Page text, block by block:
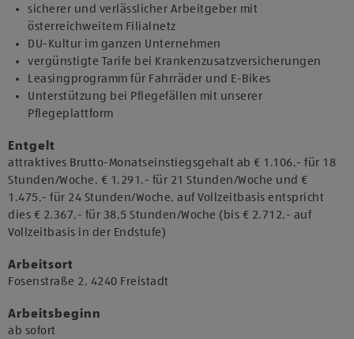
sicherer und verlässlicher Arbeitgeber mit
österreichweitem Filialnetz
DU-Kultur im ganzen Unternehmen
vergünstigte Tarife bei Krankenzusatzversicherungen
Leasingprogramm für Fahrräder und E-Bikes
Unterstützung bei Pflegefällen mit unserer
Pflegeplattform
Entgelt
attraktives Brutto-Monatseinstiegsgehalt ab € 1.106,- für 18
Stunden/Woche, € 1.291,- für 21 Stunden/Woche und €
1.475,- für 24 Stunden/Woche, auf Vollzeitbasis entspricht
dies € 2.367,- für 38,5 Stunden/Woche (bis € 2.712,- auf
Vollzeitbasis in der Endstufe)
Arbeitsort
​Fosenstraße 2, 4240 Freistadt​
Arbeitsbeginn
​ab sofort​